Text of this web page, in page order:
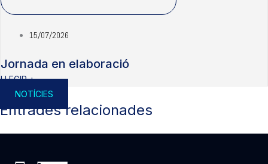
15/07/2026
Jornada en elaboració
LLEGIR +
NOTÍCIES
Entrades relacionades